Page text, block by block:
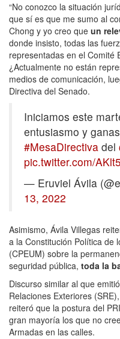
“No conozco la situación
que sí es que me sumo al
Chong y yo creo que un
donde insisto, todas las
representadas en el Comité
¿Actualmente no están
medios de comunicación,
Directiva del Senado.
Iniciamos este
entusiasmo y
#MesaDirectiva del
pic.twitter.com/
— Eruviel Ávila
13, 2022
Asimismo, Ávila Villegas
a la Constitución Política de
(CPEUM) sobre la
seguridad pública, toda la
Discurso similar al que
Relaciones Exteriores (SRE),
reiteró que la postura del
gran mayoría los que no
Armadas en las calles.